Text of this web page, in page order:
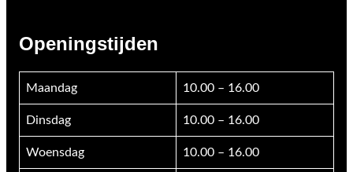
Openingstijden
Maandag 10.00 – 16.00
Dinsdag 10.00 – 16.00
Woensdag 10.00 – 16.00